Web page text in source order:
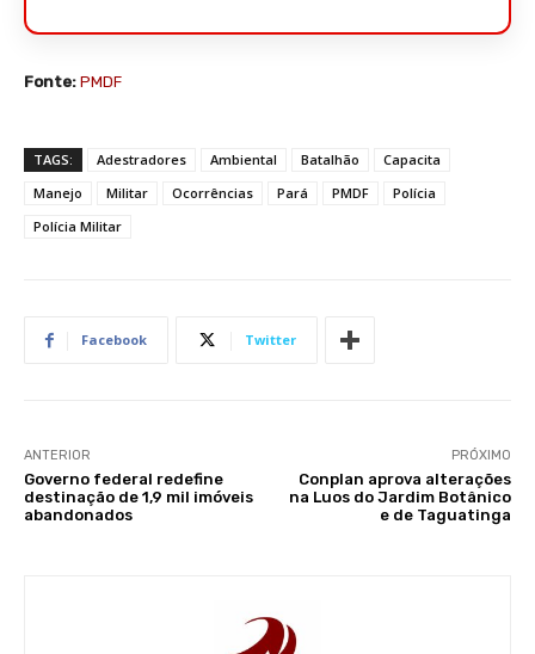
Fonte: PMDF
TAGS: Adestradores Ambiental Batalhão
Capacita
Manejo
Militar Ocorrências Pará PMDF
Polícia
Polícia Militar
Facebook Twitter
ANTERIOR
Governo federal redefine
destinação de 1,9 mil imóveis
abandonados
PRÓXIMO
Conplan aprova alterações
na Luos do Jardim Botânico
e de Taguatinga